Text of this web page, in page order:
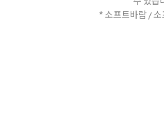
* 소프트바람 / 소